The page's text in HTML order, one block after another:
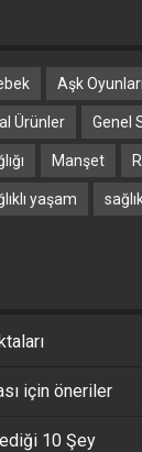
Aşk Oyunları
Ürünler Genel
Manşet
yaşam
için öneriler
10 Şey